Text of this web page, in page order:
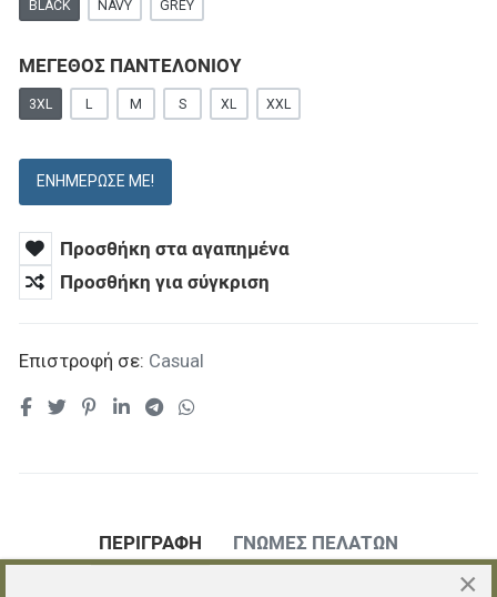
BLACK NAVY GREY
ΜΕΓΕΘΟΣ ΠΑΝΤΕΛΟΝΙΟΥ
3XL L M S XL XXL
ΕΝΗΜΈΡΩΣΕ ΜΕ!
Προσθήκη στα αγαπημένα
Προσθήκη για σύγκριση
Επιστροφή σε: Casual
ΠΕΡΙΓΡΑΦΉ ΓΝΏΜΕΣ ΠΕΛΑΤΏΝ
×